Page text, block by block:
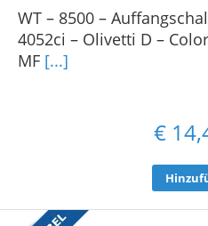
WT – 8500 –
4052ci – Olivetti D –
MF [...]
€